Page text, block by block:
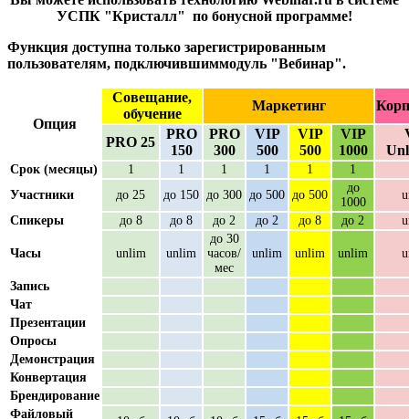
УСПК "Кристалл" по бонусной программе!
Функция доступна только зарегистрированным
пользователям, подключившиммодуль "Вебинар".
Опция
Совещание,
обучение
Маркетинг
PRO 25
PRO
150
PRO
300
VIP
500
VIP
500
VIP
1000
Срок (месяцы) 1 1 1 1 1
1
Участники
до 25 до 150 до 300 до 500 до 500
до
1000
Спикеры
до 8 до 8 до 2 до 2 до 8 до 2
Часы unlim unlim
до 30
часов/
мес
unlim unlim unlim
Запись
Чат
Презентации
Опросы
Демонстрация
Конвертация
Брендирование
Файловый